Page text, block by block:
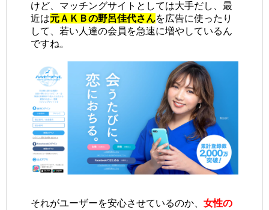
けど、マッチングサイトとしては大手だし、最
近は元ＡＫＢの野呂佳代さんを広告に使ったり
して、若い人達の会員を急速に増やしているん
ですね。
それがユーザーを安心させているのか、 女性の